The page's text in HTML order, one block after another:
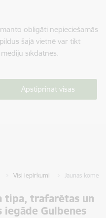
obligāti nepieciešamās
šajā vietnē var tikt
sīkdatnes.
Apstiprināt visas
Visi iepirkumi Jaunas
tipa, trafarētas un
iegāde Gulbenes